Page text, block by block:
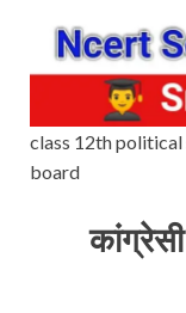
class 12th political
board